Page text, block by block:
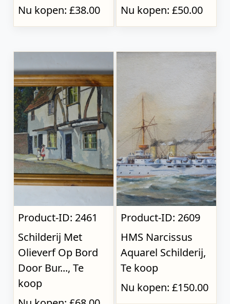
Nu kopen: £38.00
Nu kopen: £50.00
Product-ID: 2461
Schilderij Met
Olieverf Op Bord
Door Bur..., Te
koop
Product-ID: 2609
HMS Narcissus
Aquarel Schilderij,
Te koop
Nu kopen: £150.00